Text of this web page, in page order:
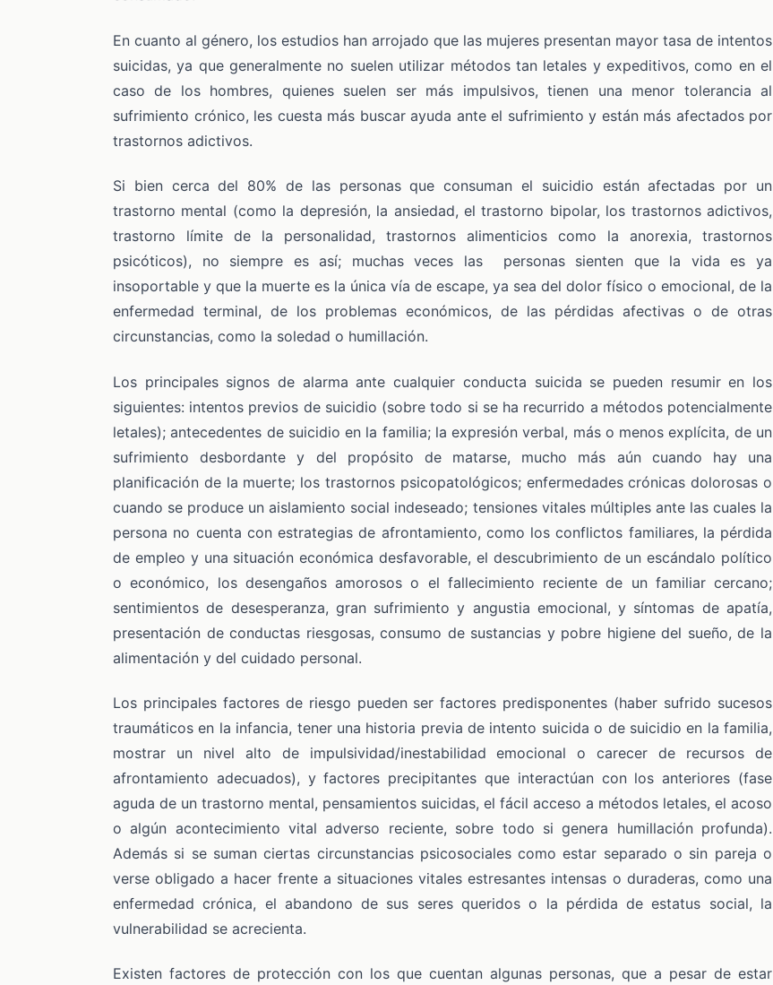
En cuanto al género, los estudios han arrojado que las mujeres presentan mayor tasa de intentos
suicidas, ya que generalmente no suelen utilizar métodos tan letales y expeditivos, como en el
caso de los hombres, quienes suelen ser más impulsivos, tienen una menor tolerancia al
sufrimiento crónico, les cuesta más buscar ayuda ante el sufrimiento y están más afectados por
trastornos adictivos.
Si bien cerca del 80% de las personas que consuman el suicidio están afectadas por un
trastorno mental (como la depresión, la ansiedad, el trastorno bipolar, los trastornos adictivos,
trastorno límite de la personalidad, trastornos alimenticios como la anorexia, trastornos
psicóticos), no siempre es así; muchas veces las personas sienten que la vida es ya
insoportable y que la muerte es la única vía de escape, ya sea del dolor físico o emocional, de la
enfermedad terminal, de los problemas económicos, de las pérdidas afectivas o de otras
circunstancias, como la soledad o humillación.
Los principales signos de alarma ante cualquier conducta suicida se pueden resumir en los
siguientes: intentos previos de suicidio (sobre todo si se ha recurrido a métodos potencialmente
letales); antecedentes de suicidio en la familia; la expresión verbal, más o menos explícita, de un
sufrimiento desbordante y del propósito de matarse, mucho más aún cuando hay una
planificación de la muerte; los trastornos psicopatológicos; enfermedades crónicas dolorosas o
cuando se produce un aislamiento social indeseado; tensiones vitales múltiples ante las cuales la
persona no cuenta con estrategias de afrontamiento, como los conflictos familiares, la pérdida
de empleo y una situación económica desfavorable, el descubrimiento de un escándalo político
o económico, los desengaños amorosos o el fallecimiento reciente de un familiar cercano;
sentimientos de desesperanza, gran sufrimiento y angustia emocional, y síntomas de apatía,
presentación de conductas riesgosas, consumo de sustancias y pobre higiene del sueño, de la
alimentación y del cuidado personal.
Los principales factores de riesgo pueden ser factores predisponentes (haber sufrido sucesos
traumáticos en la infancia, tener una historia previa de intento suicida o de suicidio en la familia,
mostrar un nivel alto de impulsividad/inestabilidad emocional o carecer de recursos de
afrontamiento adecuados), y factores precipitantes que interactúan con los anteriores (fase
aguda de un trastorno mental, pensamientos suicidas, el fácil acceso a métodos letales, el acoso
o algún acontecimiento vital adverso reciente, sobre todo si genera humillación profunda).
Además si se suman ciertas circunstancias psicosociales como estar separado o sin pareja o
verse obligado a hacer frente a situaciones vitales estresantes intensas o duraderas, como una
enfermedad crónica, el abandono de sus seres queridos o la pérdida de estatus social, la
vulnerabilidad se acrecienta.
Existen factores de protección con los que cuentan algunas personas, que a pesar de estar